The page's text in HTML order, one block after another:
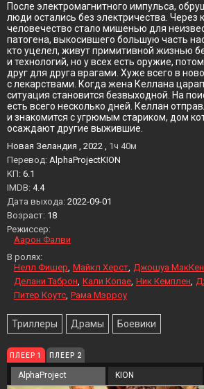
После электромагнитного импульса,
люди остались без электричества. Через
человечество стало мишенью для
патогена, выкосившего большую часть
кто уцелел, живут примитивной жизнью
и технологий, но у всех есть оружие,
друг для друга врагами. Хуже всего в
с лекарствами. Когда жена Келлана
ситуация становится безвыходной. На
есть всего несколько дней. Келлан
и знакомится с угрюмым стариком, дом
осаждают другие выжившие.
Новая Зеландия , 2022 , 1ч 40м
Перевод: AlphaProjectKION
KП: 6.1
IMDB: 4.4
Дата выхода: 2022-09-01
Возраст: 18
Режиссер:
Аарон Фалви
В ролях:
Нелл Фишер Майкл Херст Джошуа
Делани Таброн Кали Копае Ник Кемплен
Питер Коутс Рама Мэрроу
Триллеры Драмы Боевики
ПЛЕЕР 1 ПЛЕЕР 2
AlphaProject KION